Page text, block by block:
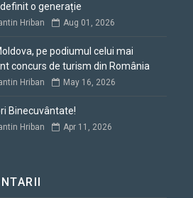
o generație
Hriban Aug 01, 2026
pe podiumul celui mai
concurs de turism din România
Hriban May 16, 2026
Binecuvântate!
Hriban Apr 11, 2026